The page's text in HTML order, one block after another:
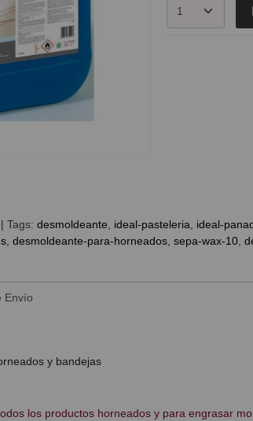
Tags: desmoldeante ideal-pasteleria ideal-
desmoldeante-para-horneados sepa-wax-10
Envío
y bandejas
los productos horneados y para engrasar